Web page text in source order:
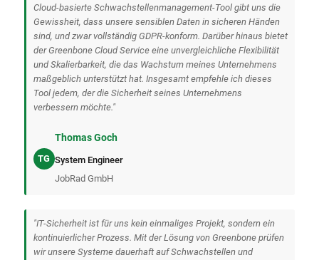
Cloud-basierte Schwach­stellen­management-Tool gibt uns die
Gewissheit, dass unsere sensiblen Daten in sicheren Händen
sind, und zwar vollständig GDPR-konform. Darüber hinaus bietet
der Greenbone Cloud Service eine unvergleichliche Flexibilität
und Skalierbarkeit, die das Wachstum meines Unternehmens
maßgeblich unterstützt hat. Insgesamt empfehle ich dieses
Tool jedem, der die Sicherheit seines Unternehmens
verbessern möchte."
TG
Thomas Goch
System Engineer
JobRad GmbH
"IT-Sicherheit ist für uns kein einmaliges Projekt, sondern ein
kontinuierlicher Prozess. Mit der Lösung von Greenbone prüfen
wir unsere Systeme dauerhaft auf Schwachstellen und